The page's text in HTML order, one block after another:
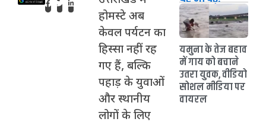
होमस्टे अब
केवल पर्यटन का
हिस्सा नहीं रह
गए हैं, बल्कि
पहाड़ के युवाओं
और स्थानीय
लोगों के लिए
यमुना के तेज बहाव
में गाय को बचाने
उतरा युवक, वीडियो
सोशल मीडिया पर
वायरल